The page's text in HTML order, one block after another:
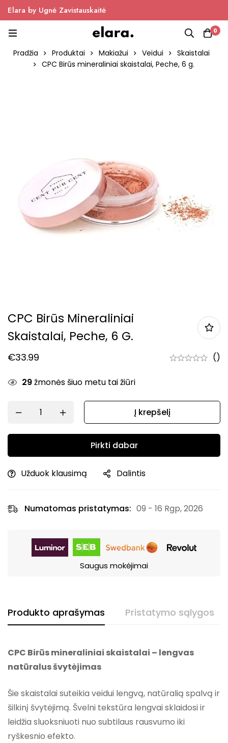
Elara by Ugnė Zavistauskaitė
0
Pradžia Produktai Makiažui Veidui
Skaistalai
CPC Birūs mineraliniai skaistalai, Peche, 6 g.
CPC Birūs Mineraliniai
Skaistalai, Peche, 6 G.
€33.99 ()
29žmonės šiuo metu tai žiūri
Į krepšelį
Pirkti dabar
Užduok klausimą Dalintis
Numatomas pristatymas: 09 - 16 Rgp, 2026
Saugus mokėjimai
Produkto aprašymas Pristatymo sąlygos
CPC Birūs mineraliniai skaistalai – lengvas
natūralus švytėjimas
Šie skaistalai suteikia veidui lengvą, natūralią spalvą ir
šilkinį švytėjimą. Švelni tekstūra lengvai sklaidosi ir
leidžia sluoksniuoti nuo subtilaus rausvumo iki
ryškesnio efekto.